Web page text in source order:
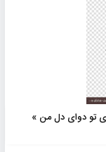
تو دوای دل من »